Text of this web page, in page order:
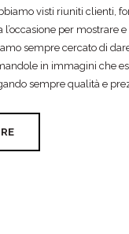
visti riuniti clienti,
per mostrare
sempre cercato di
in immagini che
sempre qualità e